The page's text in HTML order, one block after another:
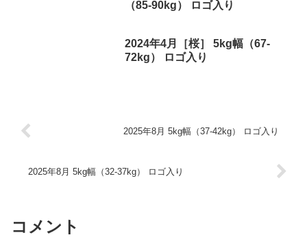
（85-90kg） ロゴ入り
2024年4月［桜］ 5kg幅（67-
72kg） ロゴ入り
2025年8月 5kg幅（37-42kg） ロゴ入り
2025年8月 5kg幅（32-37kg） ロゴ入り
コメント